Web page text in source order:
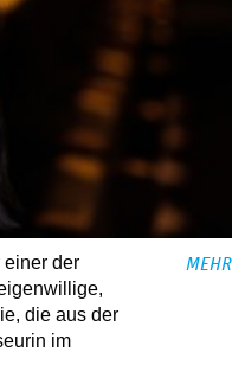
einer der
die aus der
im
MEHR